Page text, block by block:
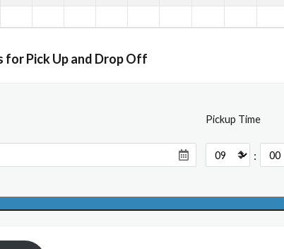
for Pick Up and Drop Off
Pickup Time
: